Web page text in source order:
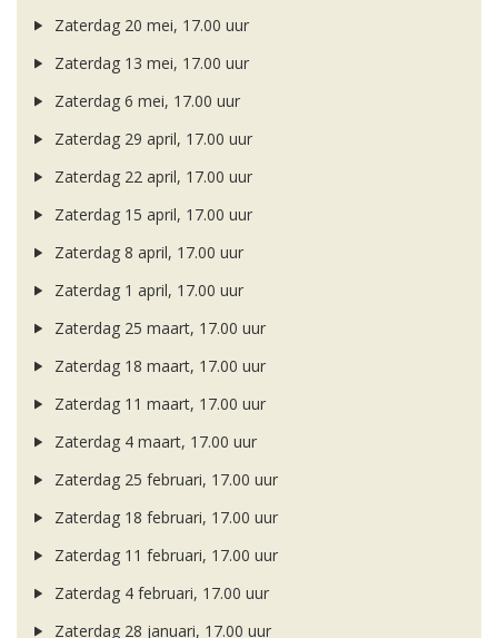
Zaterdag 20 mei, 17.00 uur
Zaterdag 13 mei, 17.00 uur
Zaterdag 6 mei, 17.00 uur
Zaterdag 29 april, 17.00 uur
Zaterdag 22 april, 17.00 uur
Zaterdag 15 april, 17.00 uur
Zaterdag 8 april, 17.00 uur
Zaterdag 1 april, 17.00 uur
Zaterdag 25 maart, 17.00 uur
Zaterdag 18 maart, 17.00 uur
Zaterdag 11 maart, 17.00 uur
Zaterdag 4 maart, 17.00 uur
Zaterdag 25 februari, 17.00 uur
Zaterdag 18 februari, 17.00 uur
Zaterdag 11 februari, 17.00 uur
Zaterdag 4 februari, 17.00 uur
Zaterdag 28 januari, 17.00 uur